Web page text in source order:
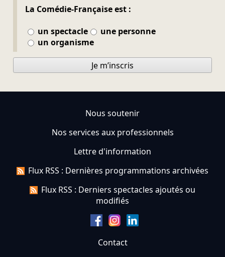
La Comédie-Française est :
un spectacle
une personne
un organisme
Je m’inscris
Nous soutenir
Nos services aux professionnels
Lettre d'information
Flux RSS : Dernières programmations archivées
Flux RSS : Derniers spectacles ajoutés ou
modifiés
Contact